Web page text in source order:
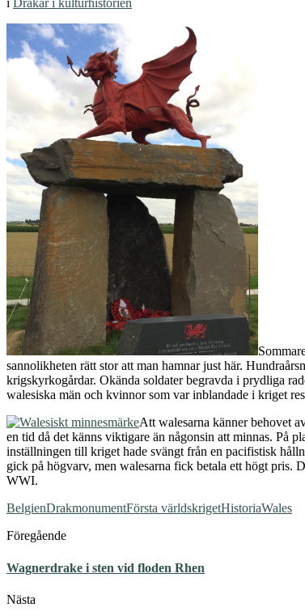
i Drakar i kulturhistorien
sannolikheten rätt stor att man hamnar just här.
krigskyrkogårdar. Okända soldater begravda i prydliga
walesiska män och kvinnor som var inblandade i kriget
Att walesarna känner behovet
en tid då det känns viktigare än någonsin att minnas. På
inställningen till kriget hade svängt från en pacifistisk
gick på högvarv, men walesarna fick betala ett högt pris.
WWI.
BelgienDrakmonumentFörsta världskrigetHistoriaWales
Föregående
Wagnerdrake i sten vid floden Rhen
Nästa